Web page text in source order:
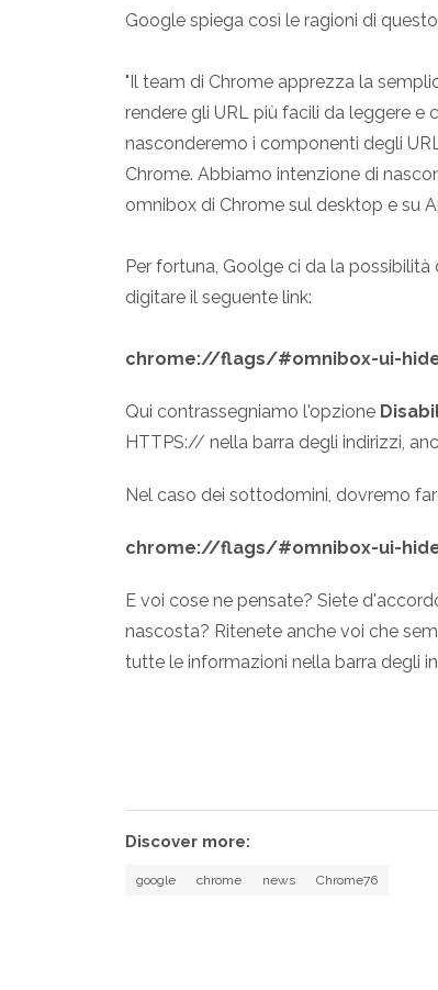
Google spiega così le ragioni di
"Il team di Chrome apprezza la
rendere gli URL più facili da leggere e
nasconderemo i componenti degli
Chrome. Abbiamo intenzione di
omnibox di Chrome sul desktop e su
Per fortuna, Goolge ci da la
digitare il seguente link:
chrome://flags/#omnibox-ui-
Qui contrassegniamo l'opzione
HTTPS:// nella barra degli indirizzi,
Nel caso dei sottodomini, dovremo
chrome://flags/#omnibox-ui-
E voi cose ne pensate? Siete
nascosta? Ritenete anche voi che
tutte le informazioni nella barra degli
Discover more:
google chrome news Chrome76